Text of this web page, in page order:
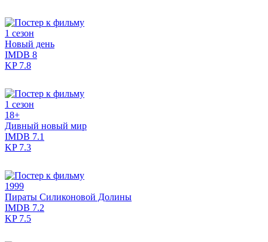
1 сезон
Новый день
IMDB 8
KP7.8
1 сезон
18+
Дивный новый мир
IMDB 7.1
KP7.3
1999
Пираты Силиконовой Долины
IMDB 7.2
KP7.5